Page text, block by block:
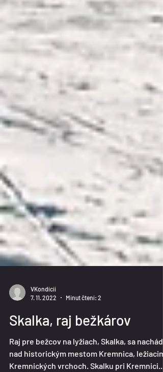
VKondícii
7. 11. 2022
Minut čtení: 2
Skalka, raj bežkárov
Raj pre bežcov na lyžiach, Skalka, sa